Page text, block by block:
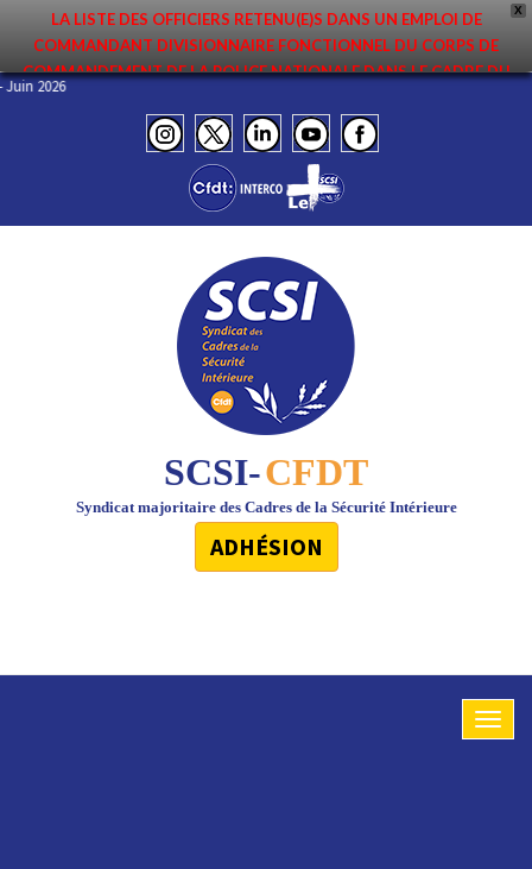
X
LA LISTE DES OFFICIERS RETENU(E)S DANS UN EMPLOI DE
COMMANDANT DIVISIONNAIRE FONCTIONNEL DU CORPS DE
COMMANDEMENT DE LA POLICE NATIONALE DANS LE CADRE DU
PREMIER MOUVEMENT 2026 A ÉTÉ DIFFUSÉE. ELLE EST DISPONIBLE EN
PAGES PROTÉGÉES DU SITE. FÉLICITATIONS AUX NOMMÉ(E)S !
– Juin 2026
SCSI-CFDT
Syndicat majoritaire des Cadres de la Sécurité Intérieure
ADHÉSION